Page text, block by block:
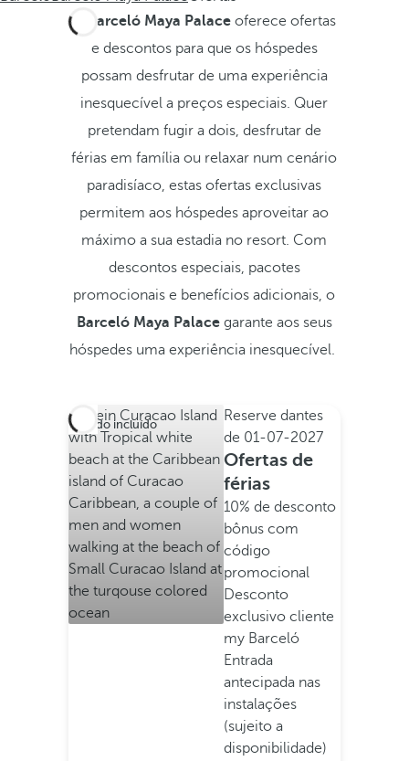
O
Barceló Maya Palace oferece ofertas
e descontos para que os hóspedes
possam desfrutar de uma experiência
inesquecível a preços especiais. Quer
pretendam fugir a dois, desfrutar de
férias em família ou relaxar num cenário
paradisíaco, estas ofertas exclusivas
permitem aos hóspedes aproveitar ao
máximo a sua estadia no resort. Com
descontos especiais, pacotes
promocionais e benefícios adicionais, o
Barceló Maya Palace garante aos seus
hóspedes uma experiência inesquecível.
Tudo incluído
Reserve dantes
de 01-07-2027
Ofertas de
férias
10% de desconto
bônus com
código
promocional
Desconto
exclusivo cliente
my Barceló
Entrada
antecipada nas
instalações
(sujeito a
disponibilidade)